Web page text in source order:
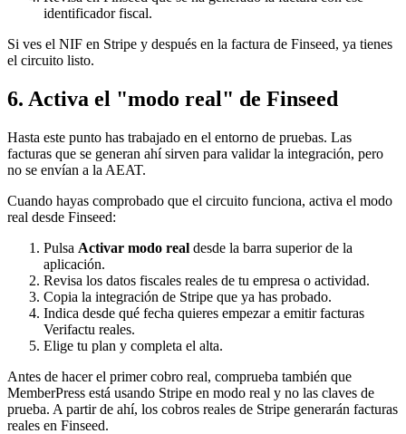
identificador fiscal.
Si ves el NIF en Stripe y después en la factura de Finseed, ya tienes
el circuito listo.
6. Activa el "modo real" de Finseed
Hasta este punto has trabajado en el entorno de pruebas. Las
facturas que se generan ahí sirven para validar la integración, pero
no se envían a la AEAT.
Cuando hayas comprobado que el circuito funciona, activa el modo
real desde Finseed:
Pulsa Activar modo real desde la barra superior de la
aplicación.
Revisa los datos fiscales reales de tu empresa o actividad.
Copia la integración de Stripe que ya has probado.
Indica desde qué fecha quieres empezar a emitir facturas
Verifactu reales.
Elige tu plan y completa el alta.
Antes de hacer el primer cobro real, comprueba también que
MemberPress está usando Stripe en modo real y no las claves de
prueba. A partir de ahí, los cobros reales de Stripe generarán facturas
reales en Finseed.